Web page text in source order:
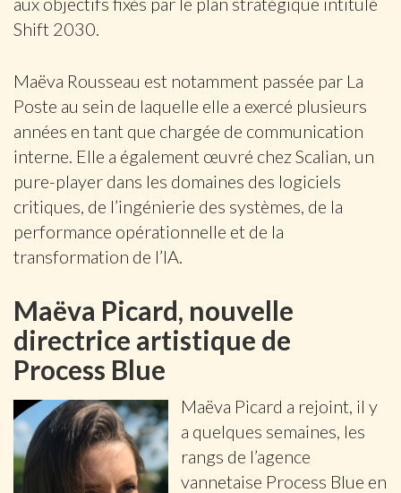
Shift 2030.
Maëva Rousseau est notamment passée par La
Poste au sein de laquelle elle a exercé plusieurs
années en tant que chargée de communication
interne. Elle a également œuvré chez Scalian, un
pure-player dans les domaines des logiciels
critiques, de l’ingénierie des systèmes, de la
performance opérationnelle et de la
transformation de l’IA.
Maëva Picard, nouvelle
directrice artistique de
Process Blue
Maëva Picard a rejoint, il y
a quelques semaines, les
rangs de l’agence
vannetaise Process Blue en